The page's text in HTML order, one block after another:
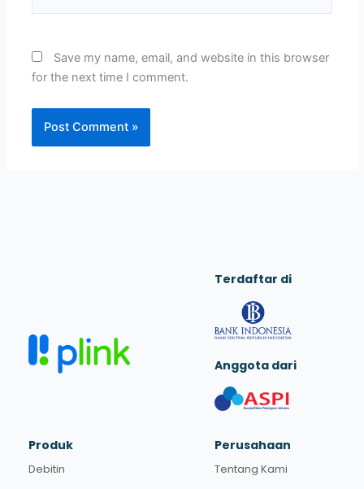
Save my name, email, and website in this browser
for the next time I comment.
Terdaftar di
Anggota dari
Produk
Debitin
Perusahaan
Tentang Kami